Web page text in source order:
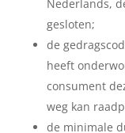
Nederlands,
gesloten;
de
heeft
consument
weg kan
de minimale